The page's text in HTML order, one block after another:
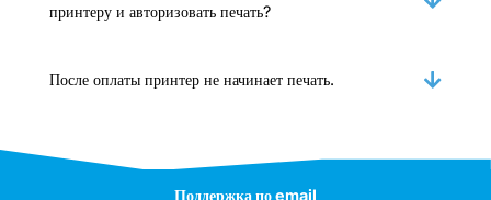
принтеру и авторизовать печать?
После оплаты принтер не начинает печать.
Поддержка по email